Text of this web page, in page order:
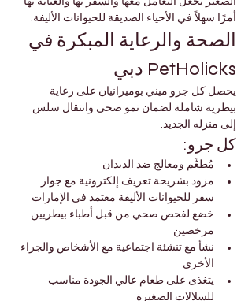
أمرًا سهلاً في الأحياء الصديقة للحيوانات الأليفة.
الصحة والرعاية المبكرة في
PetHolicks دبي
يحصل كل جرو ميني بوميرانيان على رعاية
بيطرية شاملة لضمان نمو صحي وانتقال سلس
إلى منزله الجديد.
كل جرو:
مُطعَّم ومعالج ضد الديدان
مزود بشريحة تعريف إلكترونية مع جواز
سفر للحيوانات الأليفة معتمد في الإمارات
خضع لفحص صحي من قبل أطباء بيطريين
مرخصين
نشأ مع تنشئة اجتماعية مع الأشخاص والجراء
الأخرى
يتغذى على طعام عالي الجودة مناسب
للسلالات الصغيرة